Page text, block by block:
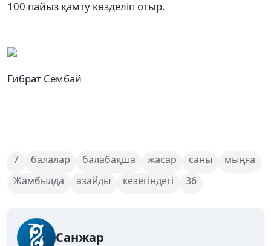
100 пайыз қамту көзделіп отыр.
Ғибрат Сембай
7 балалар балабақша жасар саны
мыңға
Жамбылда
азайды кезегіндегі 36
Санжар